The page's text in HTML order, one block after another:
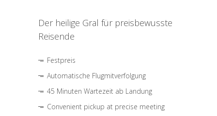
Der heilige Gral für preisbewusste
Reisende
Festpreis
Automatische Flugmitverfolgung
45 Minuten Wartezeit ab Landung
Convenient pickup at precise meeting